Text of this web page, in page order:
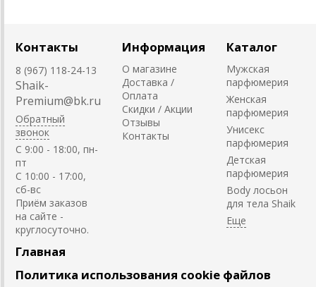
Контакты
8 (967) 118-24-13
Shaik-
Premium@bk.ru
Обратный
звонок
C 9:00 - 18:00, пн-
пт
С 10:00 - 17:00,
сб-вс
Приём заказов
на сайте -
круглосуточно.
Информация
О магазине
Доставка /
Оплата
Скидки / Акции
Отзывы
Контакты
Каталог
Мужская
парфюмерия
Женская
парфюмерия
Унисекс
парфюмерия
Детская
парфюмерия
Body лосьон
для тела Shaik
Главная
Политика использования cookie файлов